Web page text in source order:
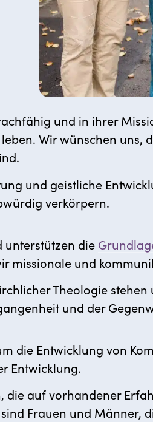
und in ihrer
Wir wünschen uns,
und geistliche
verkörpern.
unterstützen die
missionale und
Theologie
und der
die Entwicklung von
Entwicklung.
auf vorhandener
Frauen und